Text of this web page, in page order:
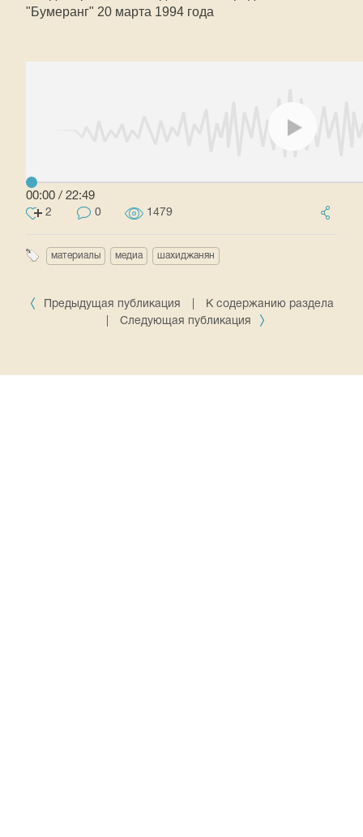
"Бумеранг" 20 марта 1994 года
00:00 / 22:49
2 0 1479
материалы медиа шахиджанян
Предыдущая публикация
К содержанию раздела
Следующая публикация